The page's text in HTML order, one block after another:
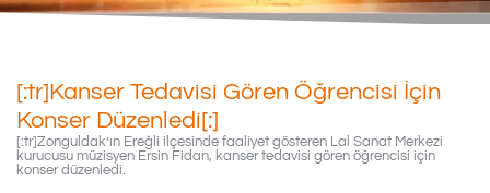
[:tr]Kanser Tedavisi Gören Öğrencisi İçin
Konser Düzenledi[:]
[:tr]Zonguldak’ın Ereğli ilçesinde faaliyet gösteren Lal Sanat Merkezi
kurucusu müzisyen Ersin Fidan, kanser tedavisi gören öğrencisi için
konser düzenledi.